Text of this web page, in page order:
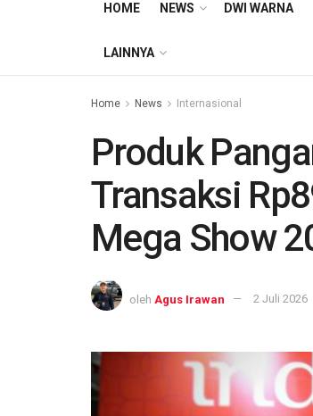
HOME NEWS DWI WARNA
LAINNYA
Home News Internasional
Produk
Transaksi
Mega Show
oleh Agus Irawan 2 Juli 2026